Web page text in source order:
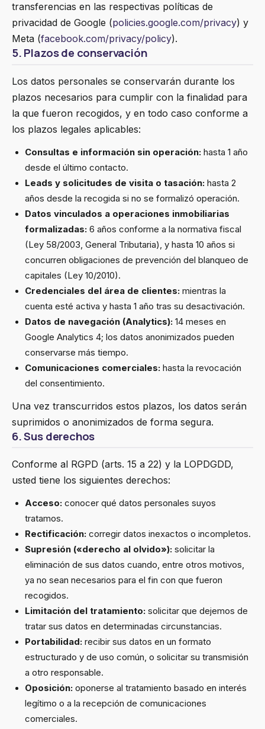
transferencias en las respectivas políticas de
privacidad de Google (policies.google.com/privacy) y
Meta (facebook.com/privacy/policy).
5. Plazos de conservación
Los datos personales se conservarán durante los
plazos necesarios para cumplir con la finalidad para
la que fueron recogidos, y en todo caso conforme a
los plazos legales aplicables:
Consultas e información sin operación: hasta 1 año
desde el último contacto.
Leads y solicitudes de visita o tasación: hasta 2
años desde la recogida si no se formalizó operación.
Datos vinculados a operaciones inmobiliarias
formalizadas: 6 años conforme a la normativa fiscal
(Ley 58/2003, General Tributaria), y hasta 10 años si
concurren obligaciones de prevención del blanqueo de
capitales (Ley 10/2010).
Credenciales del área de clientes: mientras la
cuenta esté activa y hasta 1 año tras su desactivación.
Datos de navegación (Analytics): 14 meses en
Google Analytics 4; los datos anonimizados pueden
conservarse más tiempo.
Comunicaciones comerciales: hasta la revocación
del consentimiento.
Una vez transcurridos estos plazos, los datos serán
suprimidos o anonimizados de forma segura.
6. Sus derechos
Conforme al RGPD (arts. 15 a 22) y la LOPDGDD,
usted tiene los siguientes derechos:
Acceso: conocer qué datos personales suyos
tratamos.
Rectificación: corregir datos inexactos o incompletos.
Supresión («derecho al olvido»): solicitar la
eliminación de sus datos cuando, entre otros motivos,
ya no sean necesarios para el fin con que fueron
recogidos.
Limitación del tratamiento: solicitar que dejemos de
tratar sus datos en determinadas circunstancias.
Portabilidad: recibir sus datos en un formato
estructurado y de uso común, o solicitar su transmisión
a otro responsable.
Oposición: oponerse al tratamiento basado en interés
legítimo o a la recepción de comunicaciones
comerciales.